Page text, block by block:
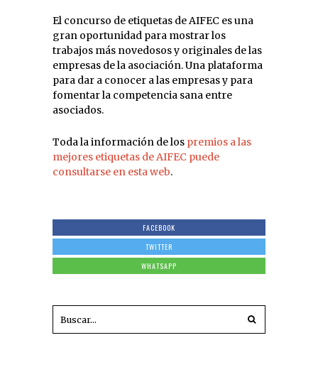
El concurso de etiquetas de AIFEC es una
gran oportunidad para mostrar los
trabajos más novedosos y originales de las
empresas de la asociación. Una plataforma
para dar a conocer a las empresas y para
fomentar la competencia sana entre
asociados.
Toda la información de los premios a las
mejores etiquetas de AIFEC puede
consultarse en esta web.
FACEBOOK
TWITTER
WHATSAPP